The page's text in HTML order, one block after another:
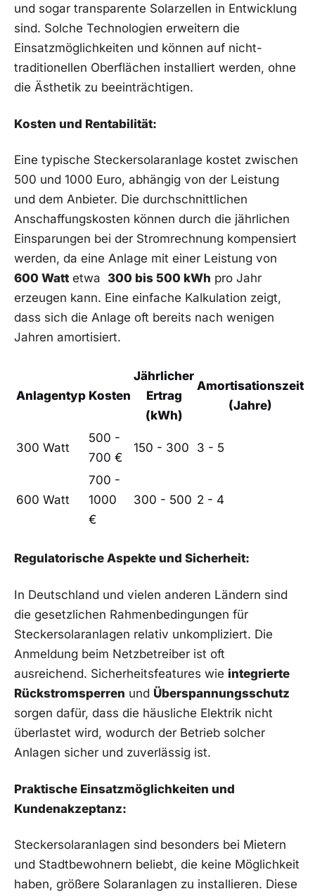
und sogar ‌transparente Solarzellen in⁤ Entwicklung
sind. Solche Technologien erweitern⁤ die
Einsatzmöglichkeiten ⁣und können⁣ auf nicht-
traditionellen Oberflächen ‌installiert ⁢werden, ohne⁢
die Ästhetik⁣ zu beeinträchtigen.
Kosten und Rentabilität:
Eine typische Steckersolaranlage kostet zwischen
500 ​und 1000⁤ Euro, abhängig⁤ von der Leistung
⁢und ‍dem Anbieter. Die durchschnittlichen
Anschaffungskosten​ können⁤ durch die ​jährlichen
Einsparungen bei​ der Stromrechnung kompensiert ​
werden, da eine Anlage mit einer​ Leistung von
600 Wattetwa ⁢ 300 bis 500 kWh pro Jahr​
erzeugen ⁣kann. Eine einfache Kalkulation zeigt,
dass sich die Anlage oft bereits nach wenigen
Jahren⁢ amortisiert.
Anlagentyp Kosten
Jährlicher
Ertrag
(kWh)
Amortisationszeit
(Jahre)
300 Watt
500​ -
700 €
150 - 300 3 - 5
600⁢ Watt
700 -
‍1000
€
300 -‌ 500 2‌ - 4
Regulatorische ‌Aspekte und Sicherheit:
In Deutschland ⁢und vielen anderen ⁣Ländern ⁣sind
die gesetzlichen Rahmenbedingungen für
⁢Steckersolaranlagen relativ ⁤unkompliziert. Die
⁣Anmeldung ‌beim ⁤Netzbetreiber ist oft
ausreichend. Sicherheitsfeatures wie integrierte
Rückstromsperren und Überspannungsschutz
sorgen‍ dafür, dass‌ die​ häusliche Elektrik nicht
überlastet wird, ⁤wodurch der ‌Betrieb ⁣solcher
Anlagen sicher ⁣und zuverlässig ist.
Praktische‍ Einsatzmöglichkeiten und
⁤Kundenakzeptanz:
Steckersolaranlagen sind besonders bei ‌Mietern
und Stadtbewohnern ⁤beliebt, die keine Möglichkeit
haben,⁣ größere​ Solaranlagen zu⁤ installieren. Diese